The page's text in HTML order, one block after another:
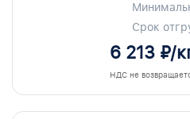
Срок
6 213 ₽/
НДС не